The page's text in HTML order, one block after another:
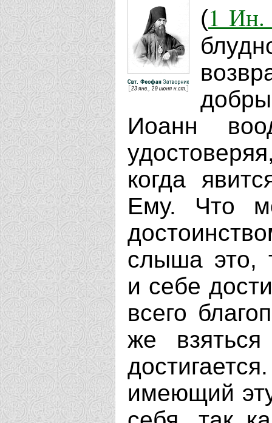
(1 Ин.
Иоанн
когда
Ему. Что
слыша это,
и себе
всего
же
имеющий